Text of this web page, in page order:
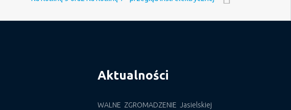
Aktualności
WALNE ZGROMADZENIE Jasielskiej